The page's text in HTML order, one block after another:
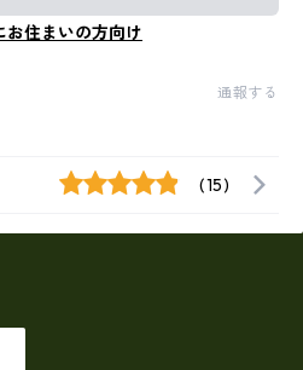
お住まいの方向け
通報する
(15)